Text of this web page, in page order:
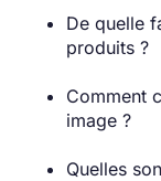
De quelle
produits ?
Comment
image ?
Quelles